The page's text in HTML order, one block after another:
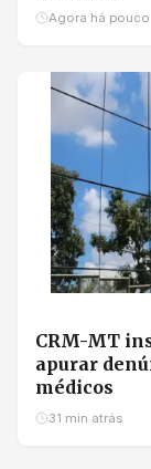
Agora há pouco
CRM-MT
apurar
médicos
31 min atrás